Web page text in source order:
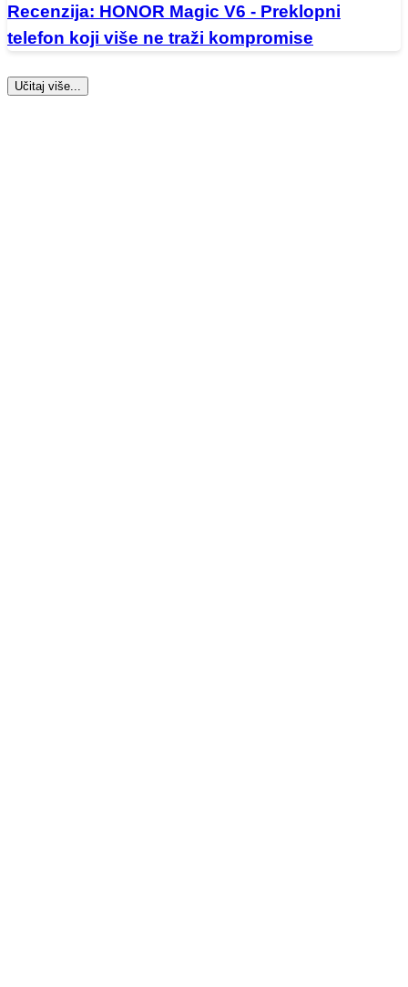
Recenzija: HONOR Magic V6 - Preklopni
telefon koji više ne traži kompromise
Učitaj više...